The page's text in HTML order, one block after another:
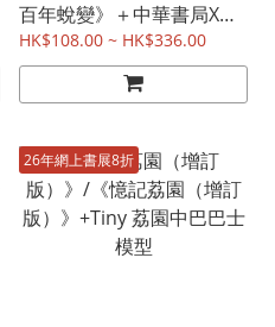
百年蛻變》＋中華書局X
Tiny限量版「香港巴士百
年」巴士模型
HK$108.00 ~ HK$336.00
26年網上書展8折